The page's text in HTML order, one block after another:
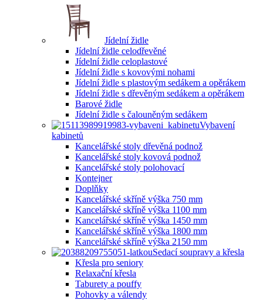
Jídelní židle
Jídelní židle celodřevěné
Jídelní židle celoplastové
Jídelní židle s kovovými nohami
Jídelní židle s plastovým sedákem a opěrákem
Jídelní židle s dřevěným sedákem a opěrákem
Barové židle
Jídelní židle s čalouněným sedákem
Vybavení
kabinetů
Kancelářské stoly dřevěná podnož
Kancelářské stoly kovová podnož
Kancelářské stoly polohovací
Kontejner
Doplňky
Kancelářské skříně výška 750 mm
Kancelářské skříně výška 1100 mm
Kancelářské skříně výška 1450 mm
Kancelářské skříně výška 1800 mm
Kancelářské skříně výška 2150 mm
Sedací soupravy a křesla
Křesla pro seniory
Relaxační křesla
Taburety a pouffy
Pohovky a válendy